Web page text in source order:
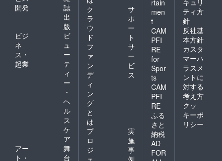
泊費が
変わる
ため）
わが家
の知ら
なかっ
た歴史
や人物
に出会
きっか
けとな
ります
ので、
ぜひご
興味の
開発
誌
出
版
ビジ
ネ
ス・
起業
ビ
ュ
ー
テ
ィ
ー
・
ヘ
ル
ス
ケ
ア
アー
ト・
舞
台
ク
ラ
ウ
ド
フ
ァ
ン
デ
ィ
ン
グ
と
は
サ
ポ
ー
ト
サ
ー
ビ
ス
プ
ロ
ジ
ェ
実
施
事
例
rtain
men
t
CAM
PFI
RE
for
Spor
ts
CAM
PFI
RE
ふる
さと
納税
AD
FOR
ティ方
針
反社基
本方針
カスタ
マーハ
ラスメ
ントに
対する
考え方
クッ
キーポ
リシー